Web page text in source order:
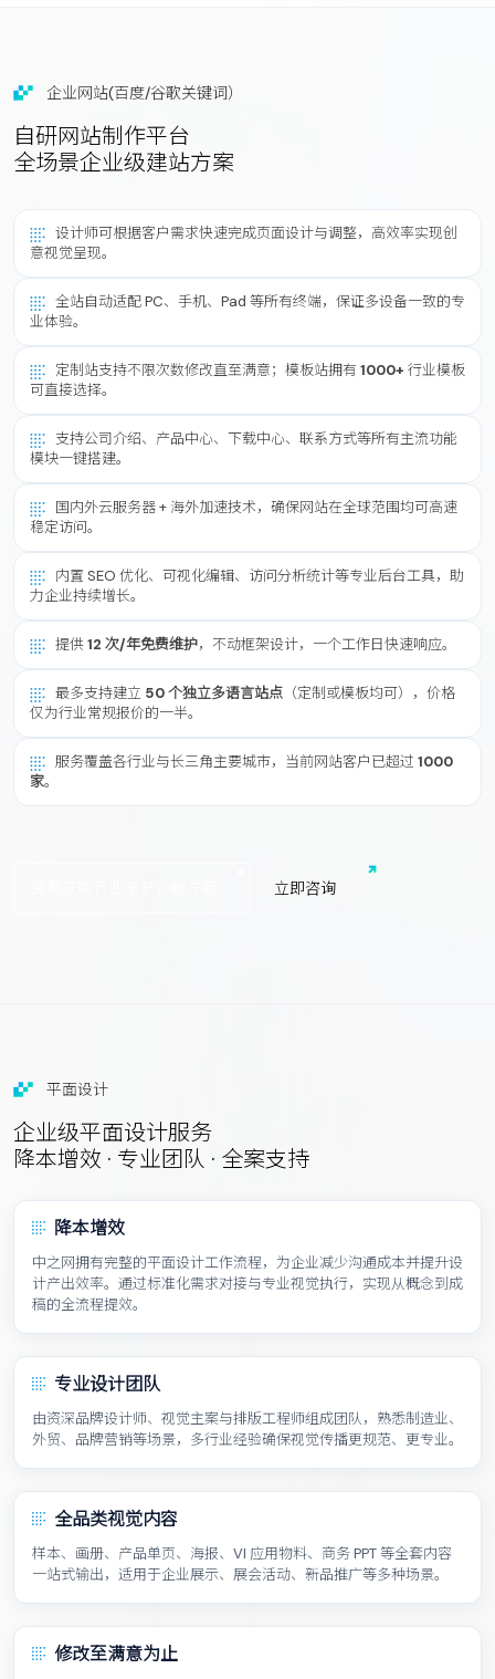
企业网站(百度/谷歌关键词）
自研网站制作平台
全场景企业级建站方案
设计师可根据客户需求快速完成页面设计与调整，高效率实现创
意视觉呈现。
全站自动适配 PC、手机、Pad 等所有终端，保证多设备一致的专
业体验。
定制站支持不限次数修改直至满意；模板站拥有 1000+ 行业模板
可直接选择。
支持公司介绍、产品中心、下载中心、联系方式等所有主流功能
模块一键搭建。
国内外云服务器 + 海外加速技术，确保网站在全球范围均可高速
稳定访问。
内置 SEO 优化、可视化编辑、访问分析统计等专业后台工具，助
力企业持续增长。
提供 12 次/年免费维护，不动框架设计，一个工作日快速响应。
最多支持建立 50 个独立多语言站点 （定制或模板均可），价格
仅为行业常规报价的一半。
服务覆盖各行业与长三角主要城市，当前网站客户已超过 1000
家。
立即咨询
平面设计
企业级平面设计服务
降本增效 · 专业团队 · 全案支持
降本增效
中之网拥有完整的平面设计工作流程，为企业减少沟通成本并提升设
计产出效率。通过标准化需求对接与专业视觉执行，实现从概念到成
稿的全流程提效。
专业设计团队
由资深品牌设计师、视觉主案与排版工程师组成团队，熟悉制造业、
外贸、品牌营销等场景，多行业经验确保视觉传播更规范、更专业。
全品类视觉内容
样本、画册、产品单页、海报、VI 应用物料、商务 PPT 等全套内容
一站式输出，适用于企业展示、展会活动、新品推广等多种场景。
修改至满意为止